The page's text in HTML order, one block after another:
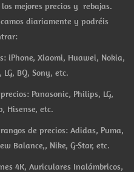
mejores precios y rebajas.
diariamente y podréis
iPhone, Xiaomi, Huawei, Nokia,
BQ, Sony, etc.
Panasonic, Philips, LG,
Hisense, etc.
de precios: Adidas, Puma,
Balance,, Nike, G-Star, etc.
4K, Auriculares Inalámbricos,